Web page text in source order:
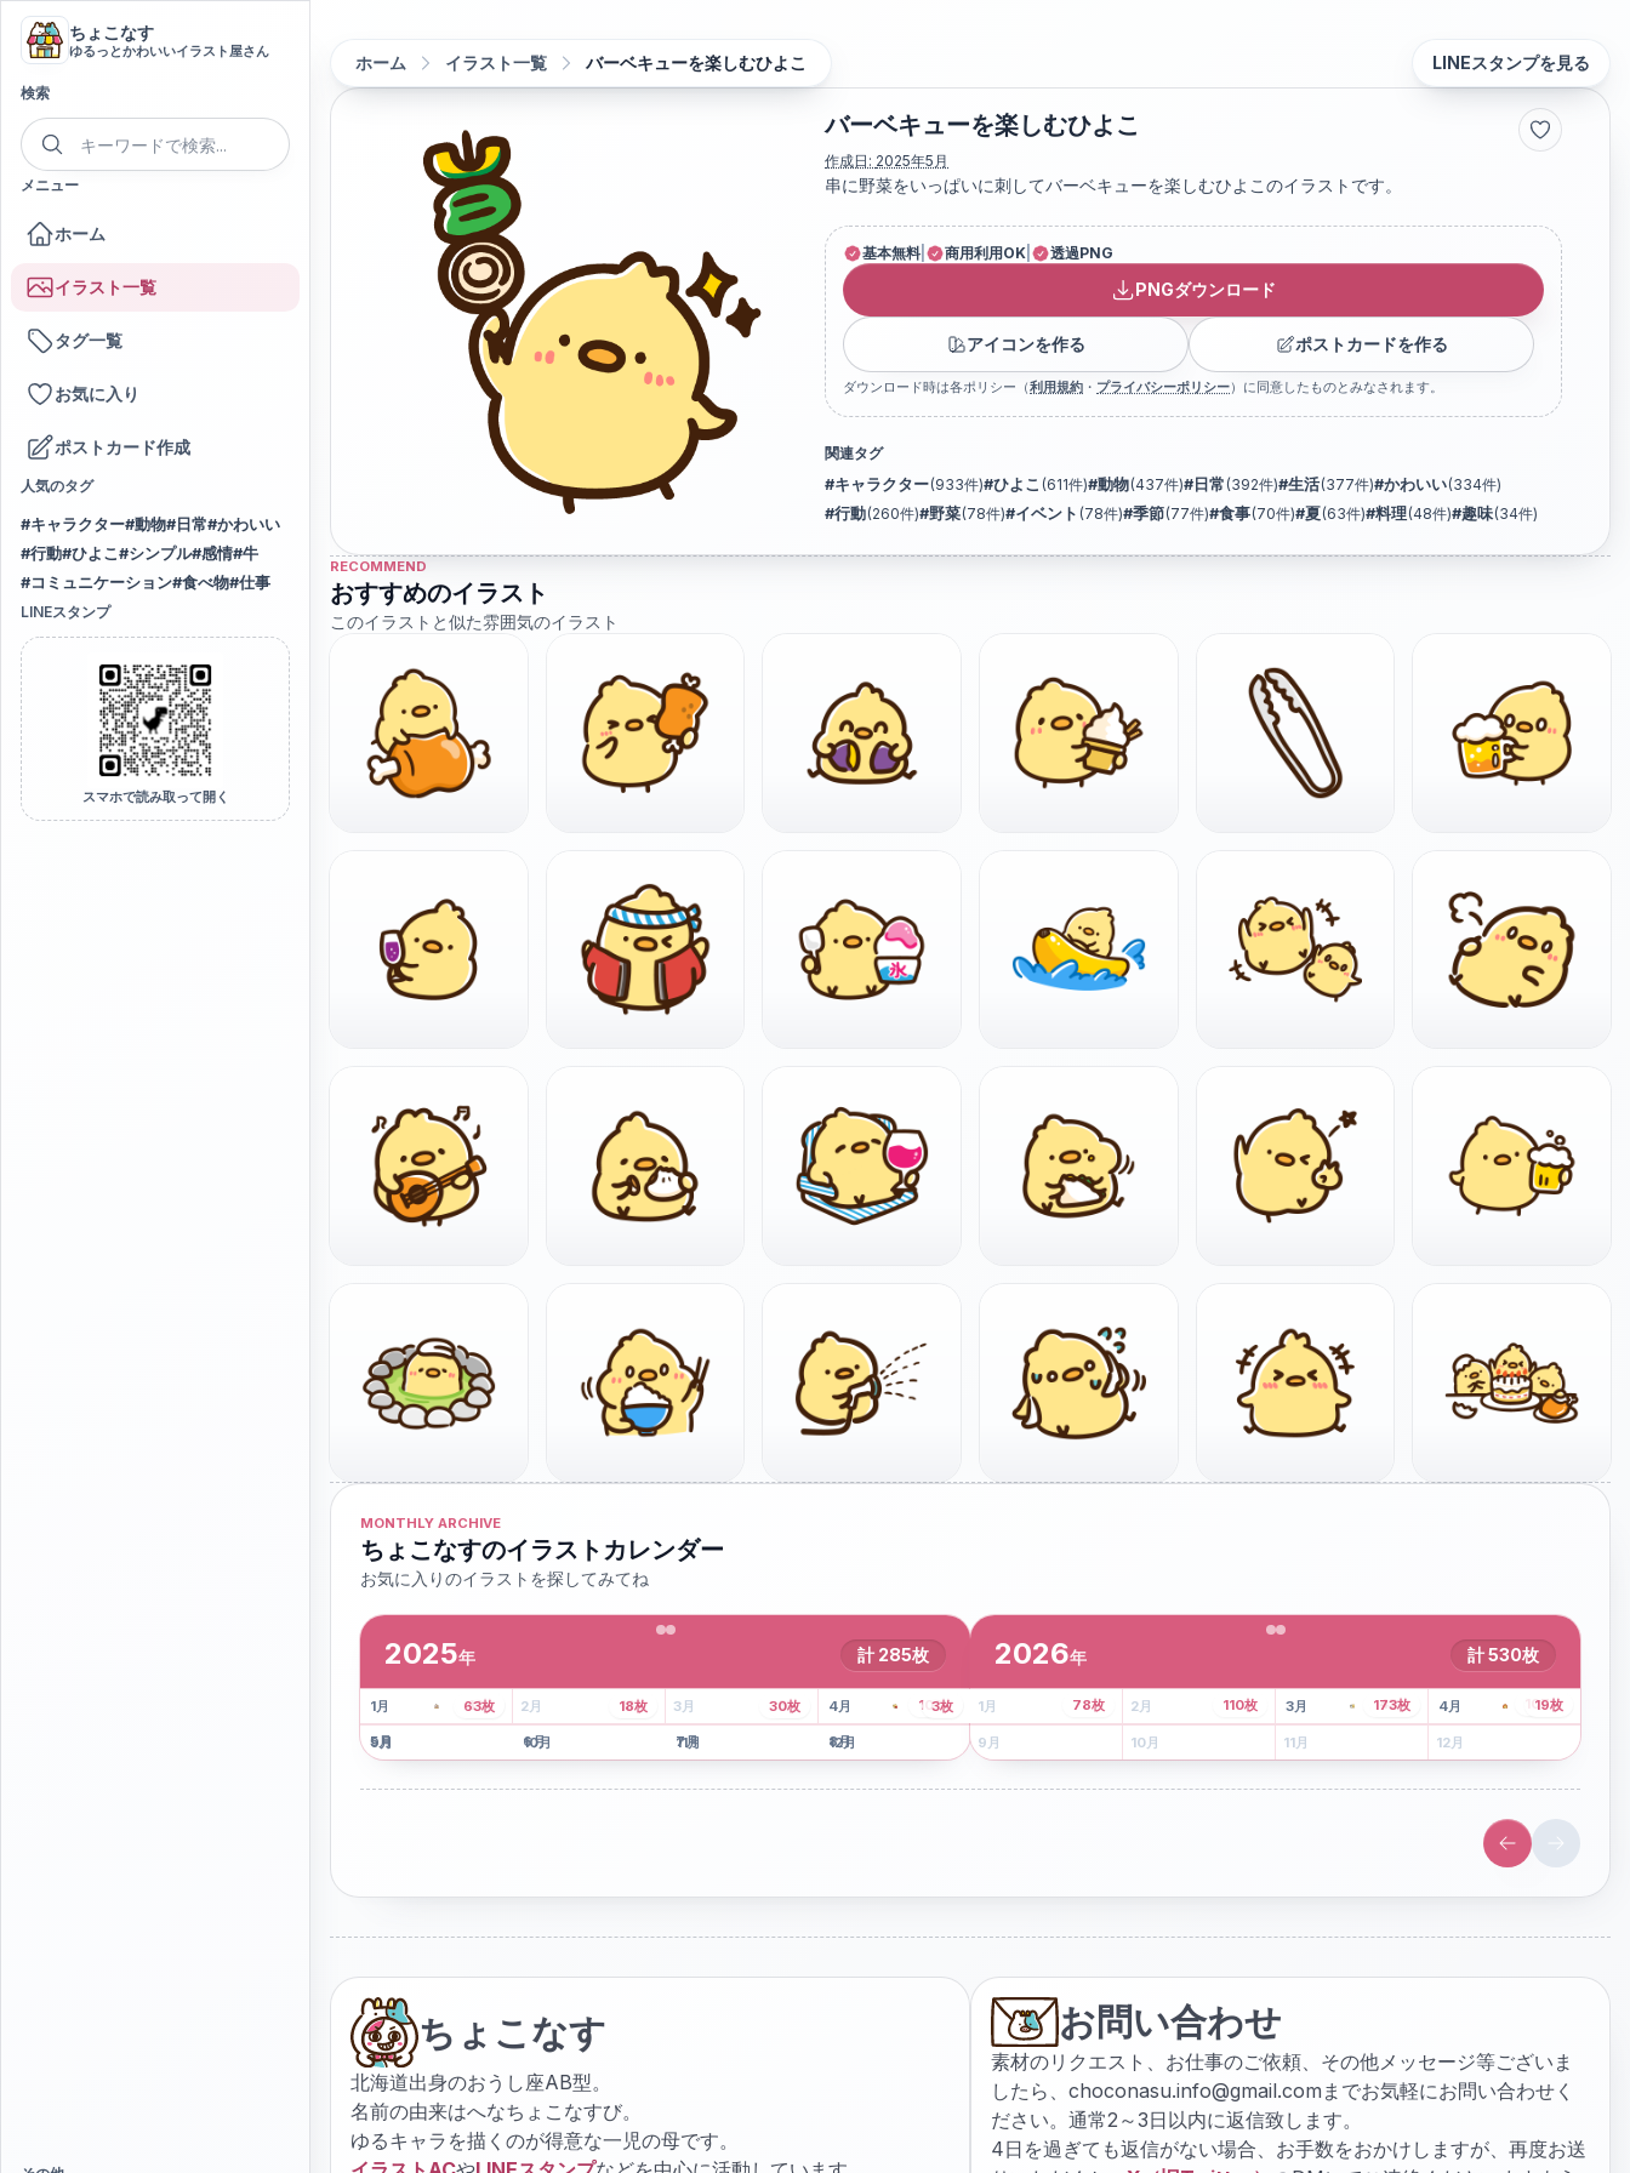
ちょこなす
ゆるっとかわいいイラスト屋さん
検索
メニュー
ホーム
イラスト一覧
タグ一覧
お気に入り
ポストカード作成
人気のタグ
#キャラクター#動物# 日常#かわいい
#行動#ひよこ#シンプル#感情#牛
#コミュニケーション#食べ物#仕事
LINEスタンプ
スマホで読み取って開く
ホーム イラスト一覧 バーベキューを楽しむひよこ LINEスタンプを見る
バーベキューを楽しむひよこ
作成日: 2025年5月
串に野菜をいっぱいに刺してバーベキューを楽しむひよこのイラストです。
基本無料 商用利用OK 透過PNG
PNGダウンロード
アイコンを作る ポストカードを作る
ダウンロード時は各ポリシー（利用規約 ・ プライバシーポリシー）に同意したものとみなされます。
関連タグ
#キャラクター(933件)#ひよこ (611件)#動物(437件)#日常 (392件)#生活(377件)#かわいい(334件)
#行動(260件)#野菜(78件)#イベント (78件)#季節(77件)#食事(70件)#夏(63件)#料理(48件)#趣味(34件)
RECOMMEND
おすすめのイラスト
このイラストと似た雰囲気のイラスト
MONTHLY ARCHIVE
ちょこなすのイラストカレンダー
お気に入りのイラストを探してみてね
2025年 計 285枚
1月 2枚 2月 3月 4月 8枚
5月
41枚
6月
13枚
7月
6枚
8月
101枚
9月
63枚
10月
18枚
11月
30枚
12月
3枚
2026年 計530枚
1月 2月 3月 43枚 4月 107枚
5 月
78枚
6月
110枚
7 月
173枚
8月
19枚
9 月 10月 11月 12月
ちょこなす
北海道出身のおうし座AB型。
名前の由来はへなちょこなすび。
ゆるキャラを描くのが得意な一児の母です。
お問い合わせ
素材のリクエスト、お仕事のご依頼、その他メッセージ等ございま
したら、 choconasu.info@gmail.com までお気軽にお問い合わせく
ださい。通常2～3日以内に返信致します。
4日を過ぎても返信がない場合、お手数をおかけしますが、再度お送